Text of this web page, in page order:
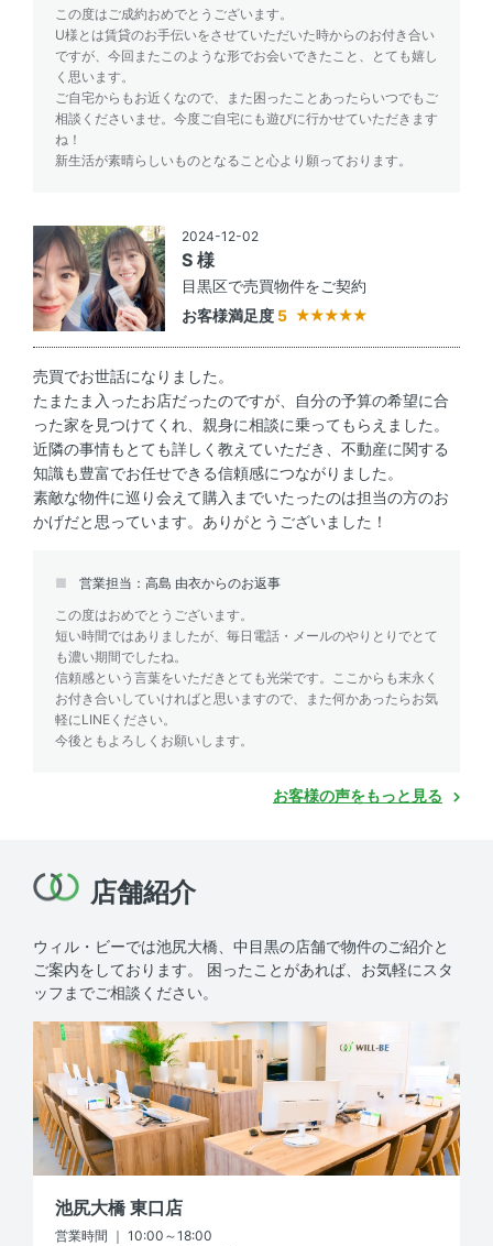
この度はご成約おめでとうございます。
U様とは賃貸のお手伝いをさせていただいた時からのお付き合い
ですが、今回またこのような形でお会いできたこと、とても嬉し
く思います。
ご自宅からもお近くなので、また困ったことあったらいつでもご
相談くださいませ。今度ご自宅にも遊びに行かせていただきます
ね！
新生活が素晴らしいものとなること心より願っております。
2024-12-02
S 様
目黒区で売買物件をご契約
お客様満足度 5
売買でお世話になりました。
たまたま入ったお店だったのですが、自分の予算の希望に合
った家を見つけてくれ、親身に相談に乗ってもらえました。
近隣の事情もとても詳しく教えていただき、不動産に関する
知識も豊富でお任せできる信頼感につながりました。
素敵な物件に巡り会えて購入までいたったのは担当の方のお
かげだと思っています。ありがとうございました！
営業担当：高島 由衣からのお返事
この度はおめでとうございます。
短い時間ではありましたが、毎日電話・メールのやりとりでとて
も濃い期間でしたね。
信頼感という言葉をいただきとても光栄です。ここからも末永く
お付き合いしていければと思いますので、また何かあったらお気
軽にLINEください。
今後ともよろしくお願いします。
お客様の声をもっと見る
店舗紹介
ウィル・ビーでは池尻大橋、中目黒の店舗で物件のご紹介と
ご案内をしております。
困ったことがあれば、お気軽にスタ
ッフまでご相談ください。
池尻大橋 東口店
営業時間 ｜ 10:00～18:00